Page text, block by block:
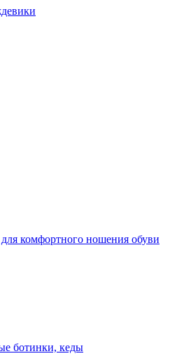
комфортного ношения обуви
ботинки, кеды